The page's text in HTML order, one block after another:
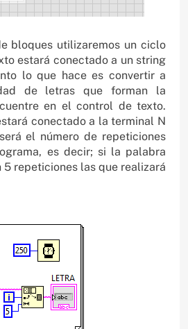
bloques utilizaremos un ciclo
estará conectado a un string
lo que hace es convertir a
de letras que forman la
en el control de texto.
conectado a la terminal N
el número de repeticiones
es decir; si la palabra
repeticiones las que realizará